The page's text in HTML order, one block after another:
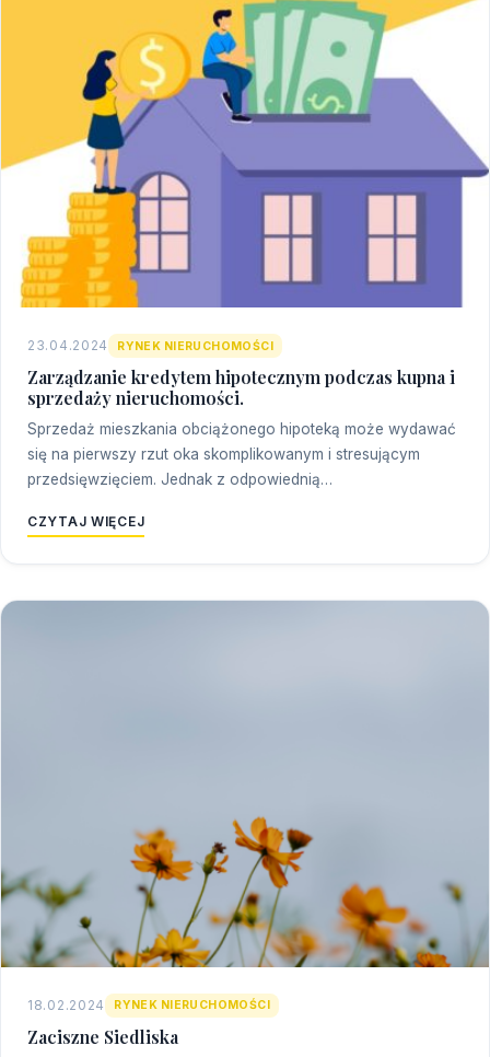
23.04.2024 RYNEK NIERUCHOMOŚCI
Zarządzanie kredytem hipotecznym podczas kupna i
sprzedaży nieruchomości.
Sprzedaż mieszkania obciążonego hipoteką może wydawać
się na pierwszy rzut oka skomplikowanym i stresującym
przedsięwzięciem. Jednak z odpowiednią…
CZYTAJ WIĘCEJ
18.02.2024 RYNEK NIERUCHOMOŚCI
Zaciszne Siedliska